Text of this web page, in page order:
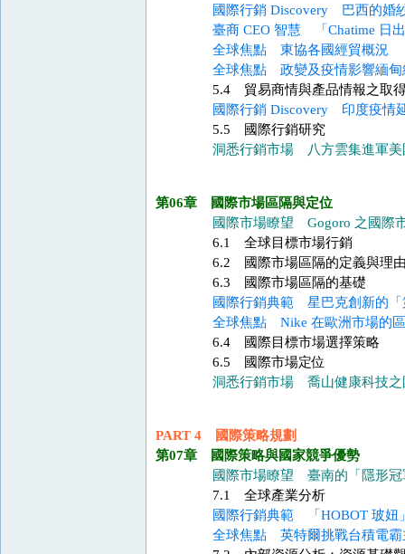
國際行銷 Discovery 巴西的婚
臺商 CEO 智慧 「Chatime 日
全球焦點 東協各國經貿概況
全球焦點 政變及疫情影響緬甸
5.4 貿易商情與產品情報之取
國際行銷 Discovery 印度疫情
5.5 國際行銷研究
洞悉行銷市場 八方雲集進軍美
第06章 國際市場區隔與定位
國際市場瞭望 Gogoro 之國際
6.1 全球目標市場行銷
6.2 國際市場區隔的定義與理
6.3 國際市場區隔的基礎
國際行銷典範 星巴克創新的「
全球焦點 Nike 在歐洲市場的
6.4 國際目標市場選擇策略
6.5 國際市場定位
洞悉行銷市場 喬山健康科技之
PART 4 國際策略規劃
第07章 國際策略與國家競爭優勢
國際市場瞭望 臺南的「隱形冠
7.1 全球產業分析
國際行銷典範 「HOBOT 玻妞
全球焦點 英特爾挑戰台積電霸